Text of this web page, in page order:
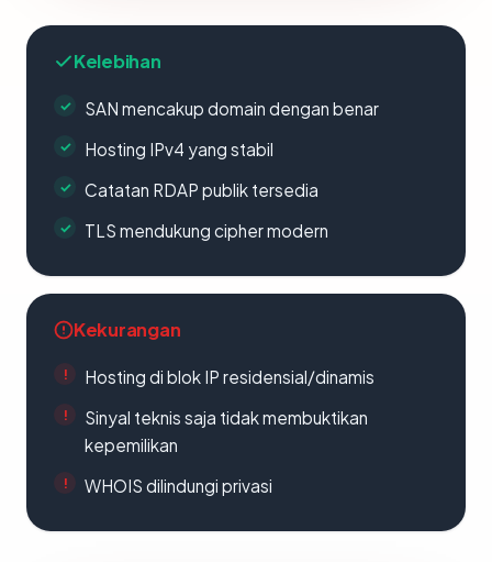
Kelebihan
SAN mencakup domain dengan benar
Hosting IPv4 yang stabil
Catatan RDAP publik tersedia
TLS mendukung cipher modern
Kekurangan
Hosting di blok IP residensial/dinamis
Sinyal teknis saja tidak membuktikan
kepemilikan
WHOIS dilindungi privasi